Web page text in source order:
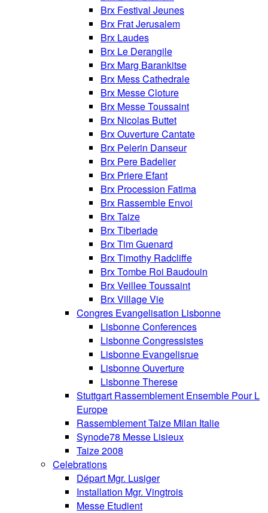
Brx Festival Jeunes
Brx Frat Jerusalem
Brx Laudes
Brx Le Derangile
Brx Marg Barankitse
Brx Mess Cathedrale
Brx Messe Cloture
Brx Messe Toussaint
Brx Nicolas Buttet
Brx Ouverture Cantate
Brx Pelerin Danseur
Brx Pere Badelier
Brx Priere Efant
Brx Procession Fatima
Brx Rassemble Envoi
Brx Taize
Brx Tiberiade
Brx Tim Guenard
Brx Timothy Radcliffe
Brx Tombe Roi Baudouin
Brx Veillee Toussaint
Brx Village Vie
Congres Evangelisation Lisbonne
Lisbonne Conferences
Lisbonne Congressistes
Lisbonne Evangelisrue
Lisbonne Ouverture
Lisbonne Therese
Stuttgart Rassemblement Ensemble Pour L
Europe
Rassemblement Taize Milan Italie
Synode78 Messe Lisieux
Taize 2008
Celebrations
Départ Mgr. Lusiger
Installation Mgr. Vingtrois
Messe Etudient